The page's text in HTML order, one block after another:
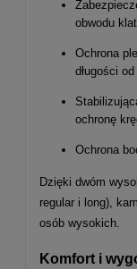
obwodu
Ochrona
długości
ochronę
Ochrona
Dzięki dwóm
regular i long),
osób wysokich.
Komfort i